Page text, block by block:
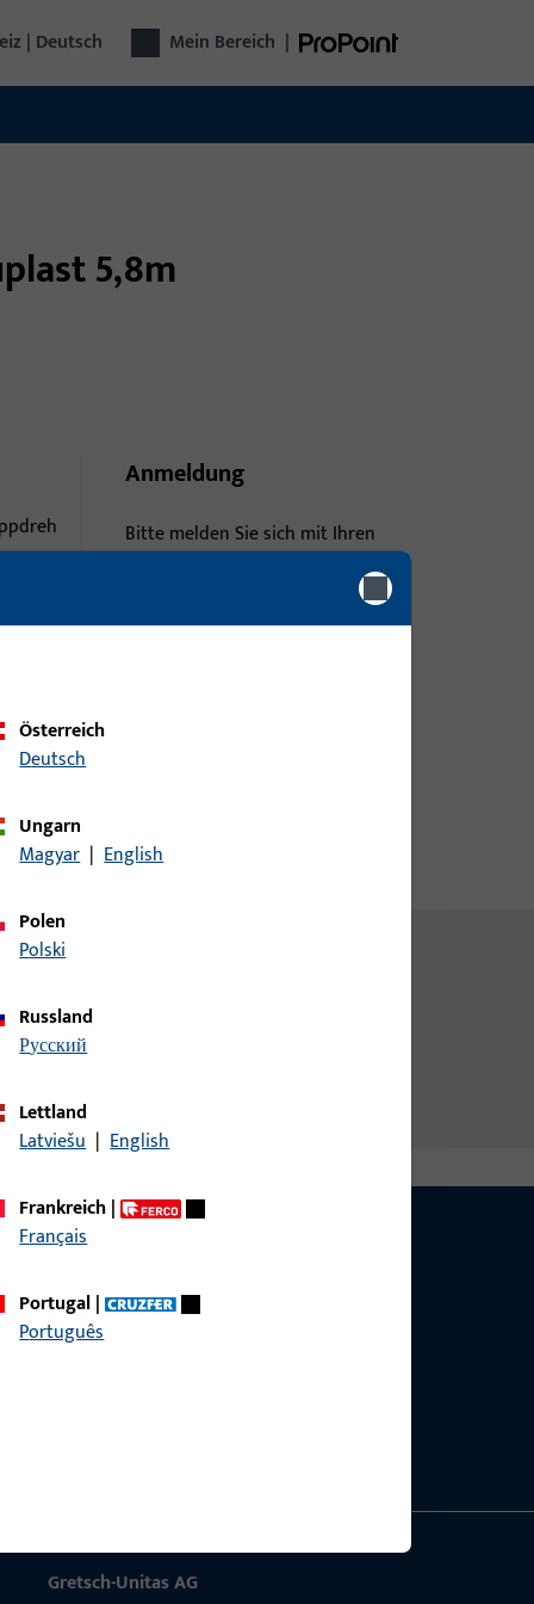
| Deutsch Mein Bereich |
5,8m
Anmeldung
Bitte melden Sie sich mit Ihren
Preisinformation zu erhalten
oder Artikel zu bestellen
Österreich
Deutsch
Ungarn
Magyar | English
Polen
Polski
Russland
русский
Lettland
Latviešu | English
Frankreich|
Français
Portugal|
Português
Gretsch-Unitas AG